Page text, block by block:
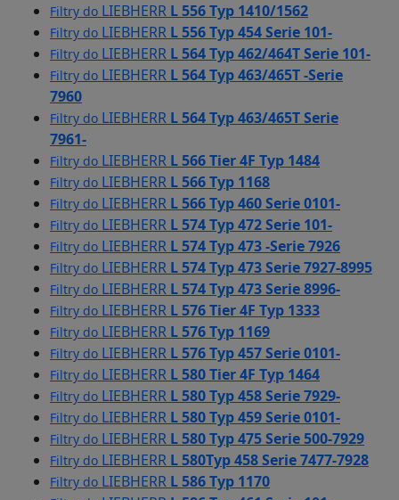
Filtry do LIEBHERR L 556 Typ 1410/1562
Filtry do LIEBHERR L 556 Typ 454 Serie 101-
Filtry do LIEBHERR L 564 Typ 462/464T Serie 101-
Filtry do LIEBHERR L 564 Typ 463/465T -Serie
7960
Filtry do LIEBHERR L 564 Typ 463/465T Serie
7961-
Filtry do LIEBHERR L 566 Tier 4F Typ 1484
Filtry do LIEBHERR L 566 Typ 1168
Filtry do LIEBHERR L 566 Typ 460 Serie 0101-
Filtry do LIEBHERR L 574 Typ 472 Serie 101-
Filtry do LIEBHERR L 574 Typ 473 -Serie 7926
Filtry do LIEBHERR L 574 Typ 473 Serie 7927-8995
Filtry do LIEBHERR L 574 Typ 473 Serie 8996-
Filtry do LIEBHERR L 576 Tier 4F Typ 1333
Filtry do LIEBHERR L 576 Typ 1169
Filtry do LIEBHERR L 576 Typ 457 Serie 0101-
Filtry do LIEBHERR L 580 Tier 4F Typ 1464
Filtry do LIEBHERR L 580 Typ 458 Serie 7929-
Filtry do LIEBHERR L 580 Typ 459 Serie 0101-
Filtry do LIEBHERR L 580 Typ 475 Serie 500-7929
Filtry do LIEBHERR L 580Typ 458 Serie 7477-7928
Filtry do LIEBHERR L 586 Typ 1170